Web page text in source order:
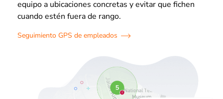
equipo a ubicaciones concretas y evitar que fichen
cuando estén fuera de rango.
Seguimiento GPS de empleados